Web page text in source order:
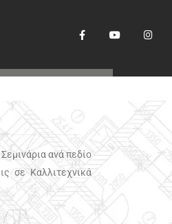
ανά πεδίο
σε Καλλιτεχνικά